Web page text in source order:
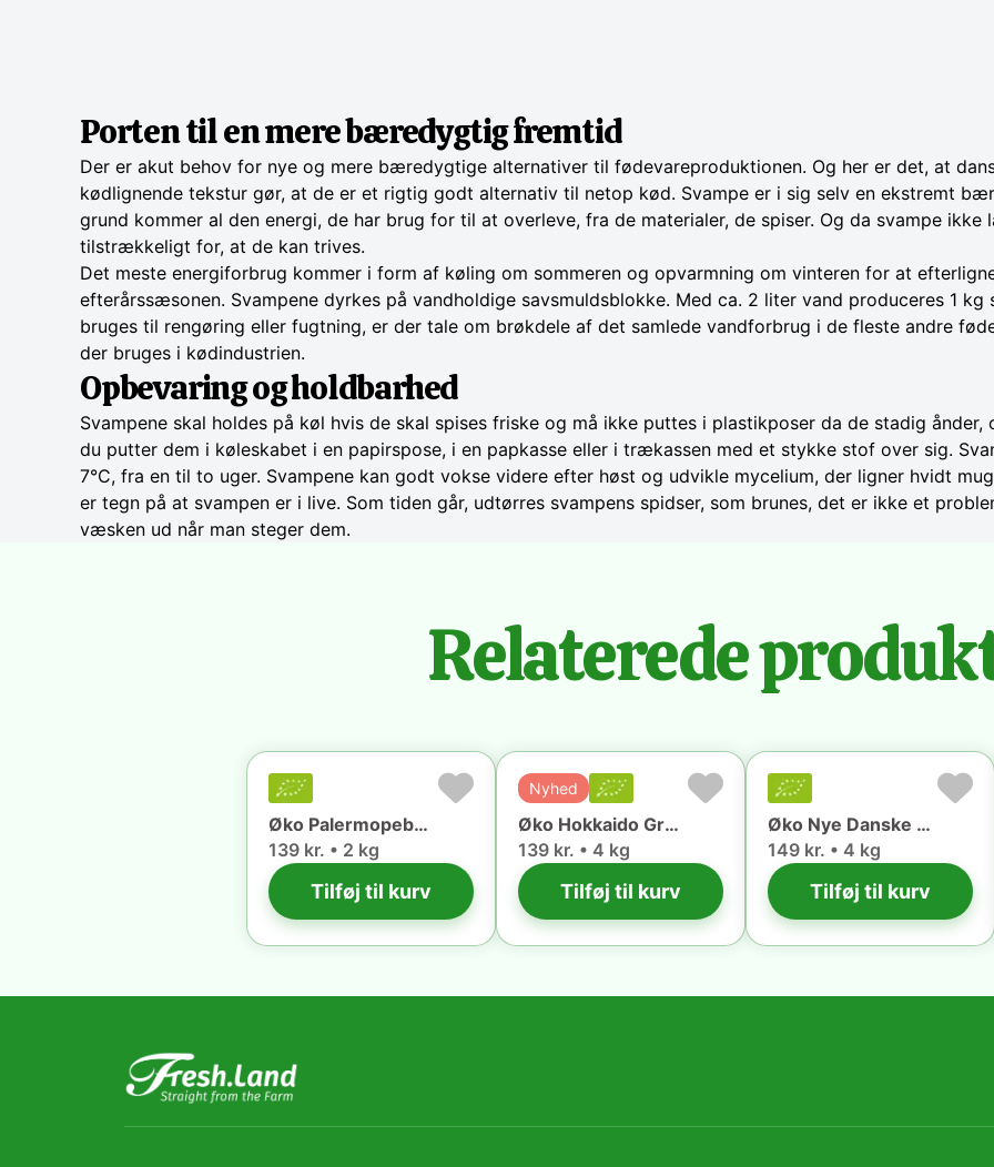
Porten til en mere bæredygtig fremtid
Der er akut behov for nye og mere bæredygtige alternativer til fødevareproduktionen. Og her er det, at
kødlignende tekstur gør, at de er et rigtig godt alternativ til netop kød. Svampe er i sig selv en ekstremt
grund kommer al den energi, de har brug for til at overleve, fra de materialer, de spiser. Og da svampe
tilstrækkeligt for, at de kan trives.
Det meste energiforbrug kommer i form af køling om sommeren og opvarmning om vinteren for at
efterårssæsonen. Svampene dyrkes på vandholdige savsmuldsblokke. Med ca. 2 liter vand produceres 1
bruges til rengøring eller fugtning, er der tale om brøkdele af det samlede vandforbrug i de fleste andre
der bruges i kødindustrien.
Opbevaring og holdbarhed
Svampene skal holdes på køl hvis de skal spises friske og må ikke puttes i plastikposer da de stadig
du putter dem i køleskabet i en papirspose, i en papkasse eller i trækassen med et stykke stof over sig.
7°C, fra en til to uger. Svampene kan godt vokse videre efter høst og udvikle mycelium, der ligner hvidt
er tegn på at svampen er i live. Som tiden går, udtørres svampens spidser, som brunes, det er ikke et
væsken ud når man steger dem.
Relaterede
Øko Palermopeber (2kg) 🇪🇸
139 kr. • 2 kg
Tilføj til kurv
Nyhed
Øko Hokkaido Græskar (4kg) 🇵🇹
139 kr. • 4 kg
Tilføj til kurv
Øko Nye Danske Kartofler (4 kg) 🇩🇰
149 kr. • 4 kg
Tilføj til kurv